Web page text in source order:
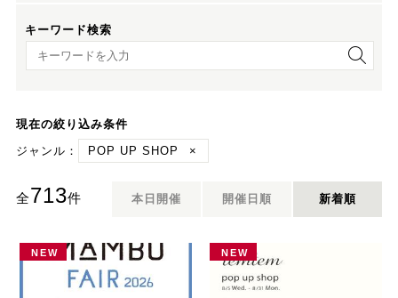
キーワード検索
キーワード検索
現在の絞り込み条件
ジャンル：
POP UP SHOP ×
全713件 本日開催 開催日順 新着順
NEW NEW